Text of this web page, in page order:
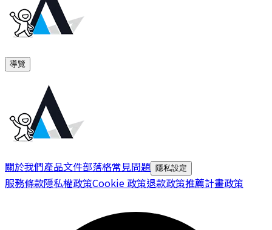
導覽
關於我們產品文件部落格常見問題 隱私設定
服務條款隱私權政策Cookie 政策退款政策推薦計畫政策